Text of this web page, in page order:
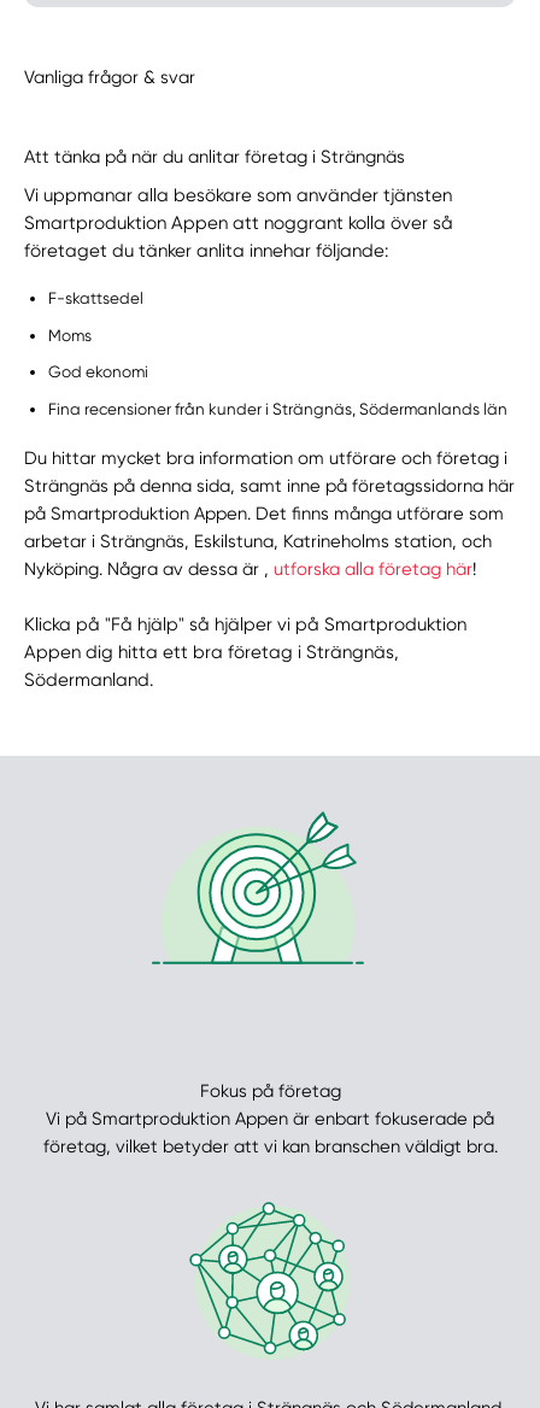
Vanliga frågor & svar
Att tänka på när du anlitar företag i Strängnäs
Vi uppmanar alla besökare som använder tjänsten
Smartproduktion Appen att noggrant kolla över så
företaget du tänker anlita innehar följande:
F-skattsedel
Moms
God ekonomi
Fina recensioner från kunder i Strängnäs, Södermanlands län
Du hittar mycket bra information om utförare och företag i
Strängnäs på denna sida, samt inne på företagssidorna här
på Smartproduktion Appen. Det finns många utförare som
arbetar i Strängnäs, Eskilstuna, Katrineholms station, och
Nyköping. Några av dessa är ,utforska alla företag här!
Klicka på "Få hjälp" så hjälper vi på Smartproduktion
Appen dig hitta ett bra företag i Strängnäs,
Södermanland.
Fokus på företag
Vi på Smartproduktion Appen är enbart fokuserade på
företag, vilket betyder att vi kan branschen väldigt bra.